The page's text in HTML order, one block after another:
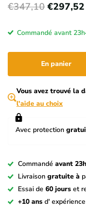
€347,10€297,52
Commandé avant
En panier
Vous avez trouvé la
l'aide au choix
Avec protection
Commandé avant
Livraison gratuite à
Essai de 60 jours et
+10 ans d' expérience